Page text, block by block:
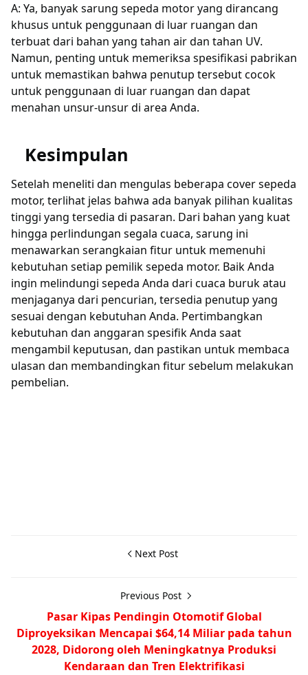
A: Ya, banyak sarung sepeda motor yang dirancang
khusus untuk penggunaan di luar ruangan dan
terbuat dari bahan yang tahan air dan tahan UV.
Namun, penting untuk memeriksa spesifikasi pabrikan
untuk memastikan bahwa penutup tersebut cocok
untuk penggunaan di luar ruangan dan dapat
menahan unsur-unsur di area Anda.
Kesimpulan
Setelah meneliti dan mengulas beberapa cover sepeda
motor, terlihat jelas bahwa ada banyak pilihan kualitas
tinggi yang tersedia di pasaran. Dari bahan yang kuat
hingga perlindungan segala cuaca, sarung ini
menawarkan serangkaian fitur untuk memenuhi
kebutuhan setiap pemilik sepeda motor. Baik Anda
ingin melindungi sepeda Anda dari cuaca buruk atau
menjaganya dari pencurian, tersedia penutup yang
sesuai dengan kebutuhan Anda. Pertimbangkan
kebutuhan dan anggaran spesifik Anda saat
mengambil keputusan, dan pastikan untuk membaca
ulasan dan membandingkan fitur sebelum melakukan
pembelian.
Next Post
Previous Post
Pasar Kipas Pendingin Otomotif Global
Diproyeksikan Mencapai $64,14 Miliar pada tahun
2028, Didorong oleh Meningkatnya Produksi
Kendaraan dan Tren Elektrifikasi